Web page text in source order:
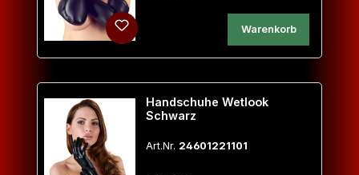
Warenkorb
Handschuhe Wetlook
Schwarz
Art.Nr. 24601221101